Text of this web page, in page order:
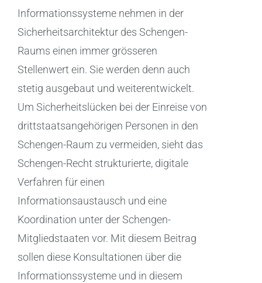
Informationssysteme nehmen in der
Sicherheitsarchitektur des Schengen-
Raums einen immer grösseren
Stellenwert ein. Sie werden denn auch
stetig ausgebaut und weiterentwickelt.
Um Sicherheitslücken bei der Einreise von
drittstaatsangehörigen Personen in den
Schengen-Raum zu vermeiden, sieht das
Schengen-Recht strukturierte, digitale
Verfahren für einen
Informationsaustausch und eine
Koordination unter der Schengen-
Mitgliedstaaten vor. Mit diesem Beitrag
sollen diese Konsultationen über die
Informationssysteme und in diesem